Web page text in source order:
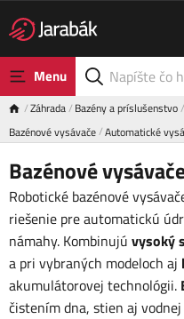
Menu
Záhrada Bazény a príslušenstvo
Bazénové vysávače Automatické
Bazénové
Robotické bazénové
riešenie pre automatickú
námahy. Kombinujú vysoký
a pri vybraných modeloch aj
akumulátorovej technológii.
čistením dna, stien aj